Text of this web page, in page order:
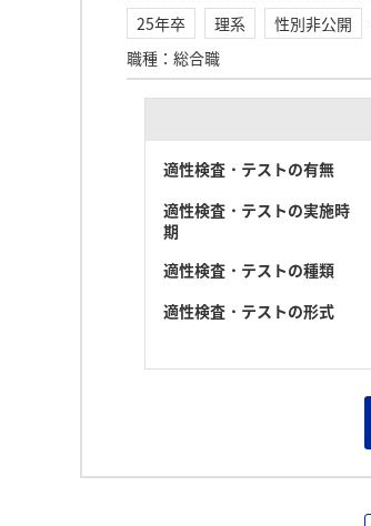
25年卒 理系 性別非公開
職種 ： 総合職
適性検査・テストの有無
適性検査・テストの実施時
期
適性検査・テストの種類
適性検査・テストの形式